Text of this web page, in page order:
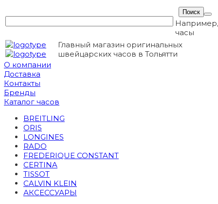
Например,
часы
Главный магазин оригинальных
швейцарских часов в Тольятти
О компании
Доставка
Контакты
Бренды
Каталог часов
BREITLING
ORIS
LONGINES
RADO
FREDERIQUE CONSTANT
CERTINA
TISSOT
CALVIN KLEIN
АКСЕССУАРЫ